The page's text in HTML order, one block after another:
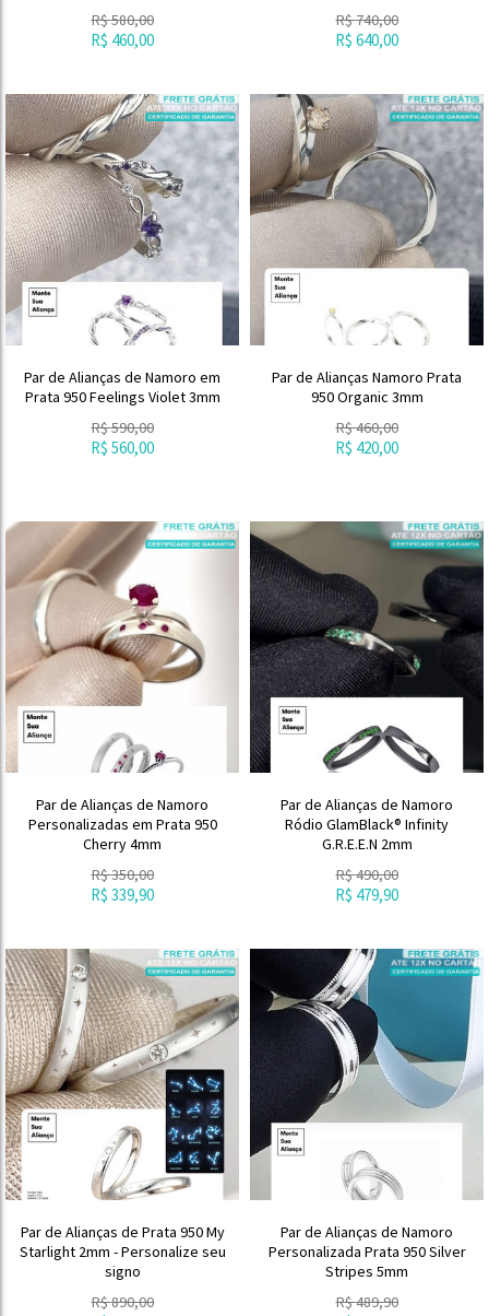
R$580,00
R$ 460,00
R$740,00
R$ 640,00
Par de Alianças de Namoro em
Prata 950 Feelings Violet 3mm
R$590,00
R$ 560,00
Par de Alianças Namoro Prata
950 Organic 3mm
R$460,00
R$ 420,00
Par de Alianças de Namoro
Personalizadas em Prata 950
Cherry 4mm
R$350,00
R$ 339,90
Par de Alianças de Namoro
Ródio GlamBlack® Infinity
G.R.E.E.N 2mm
R$490,00
R$ 479,90
Par de Alianças de Prata 950 My
Starlight 2mm - Personalize seu
signo
R$890,00
Par de Alianças de Namoro
Personalizada Prata 950 Silver
Stripes 5mm
R$489,90